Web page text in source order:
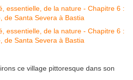
ce village pittoresque dans son